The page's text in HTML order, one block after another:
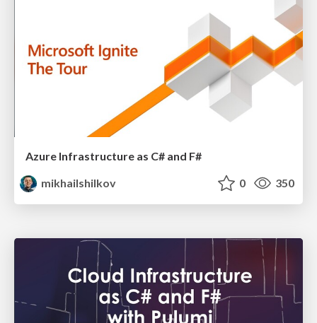
Azure Infrastructure as C# and F#
mikhailshilkov
0 350